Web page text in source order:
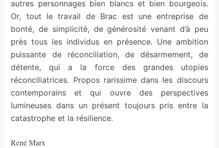
autres personnages bien blancs et bien bourgeois.
Or, tout le travail de Brac est une entreprise de
bonté, de simplicité, de générosité venant d’à peu
près tous les individus en présence. Une ambition
puissante de réconciliation, de désarmement, de
détente, qui a la force des grandes utopies
réconciliatrices. Propos rarissime dans les discours
contemporains et qui ouvre des perspectives
lumineuses dans un présent toujours pris entre la
catastrophe et la résilience.
René Marx